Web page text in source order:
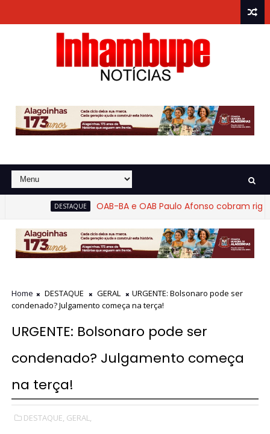
DESTAQUE
OAB-BA e OAB Paulo Afonso cobram rigor
Diamantina
Home DESTAQUE GERAL
URGENTE: Bolsonaro pode ser
condenado? Julgamento começa na terça!
URGENTE: Bolsonaro pode ser
condenado? Julgamento começa
na terça!
DESTAQUE, GERAL,